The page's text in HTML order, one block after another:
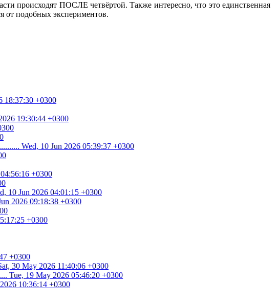
происходят ПОСЛЕ четвёртой. Также интересно, что это единственная
от подобных экспериментов.
18:37:30 +0300
19:30:44 +0300
Wed, 10 Jun 2026 05:39:37 +0300
+0300
10 Jun 2026 04:01:15 +0300
2026 09:18:38 +0300
+0300
+0300
30 May 2026 11:40:06 +0300
Tue, 19 May 2026 05:46:20 +0300
10:36:14 +0300